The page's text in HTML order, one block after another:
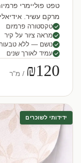
טפט פוליימרי
מרקם עשיר.
טקסטורה פרמיום
מראה ציור על קיר
נושם — ללא
עמיד לאורך שנים
₪120 / מ"ר
ידידותי לשוכרים